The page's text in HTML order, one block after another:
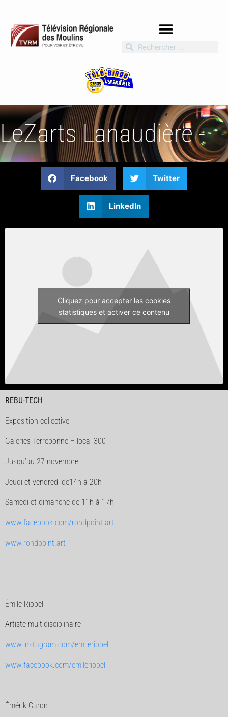
LeZarts Lanaudière -
Facebook Twitter
LinkedIn
Cliquez pour accepter les cookies
statistiques et activer ce contenu
REBU-TECH
Exposition collective
Galeries Terrebonne – local 300
Jusqu’au 27 novembre
Jeudi et vendredi de14h à 20h
Samedi et dimanche de 11h à 17h
www.facebook.com/rondpoint.art
www.rondpoint.art
Émile Riopel
Artiste multidisciplinaire
www.instagram.com/emileriopel
www.facebook.com/emileriopel
Émérik Caron